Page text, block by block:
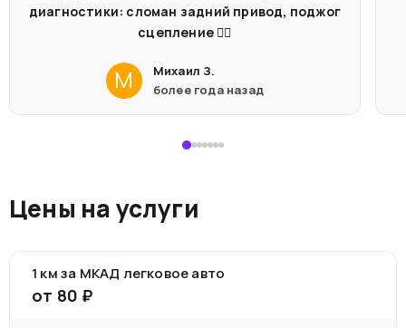
диагностики: сломан задний привод, поджог
сцепление 🤦‍♂️
М
Михаил З.
более года назад
Цены на услуги
1 км за МКАД легковое авто
от 80 ₽